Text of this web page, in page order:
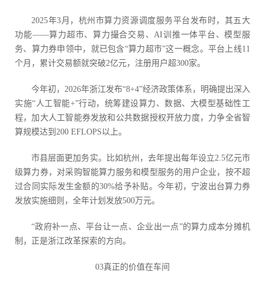
2025年3月，杭州市算力资源调度服务平台发布时，其五大
功能——算力超市、算力撮合交易、AI训推一体平台、模型服
务、算力券申领中，就已包含“算力超市”这一概念。平台上线11
个月，累计交易额就突破2亿元，注册用户超300家。
今年初，2026年浙江发布“8+4”经济政策体系，明确提出深入
实施“人工智能+”行动，统筹建设算力、数据、大模型基础性工
程，加大人工智能券发放和公共数据授权开放力度，力争全省智
算规模达到200 EFLOPS以上。
市县层面更加务实。比如杭州，去年提出每年设立2.5亿元市
级算力券，对采购智能算力服务和模型服务的用户企业，按不超
过合同实际发生金额的30%给予补贴。今年初，宁波出台算力券
发放实施细则，全年计划发放500万元。
“政府补一点、平台让一点、企业出一点”的算力成本分摊机
制，正是浙江改革探索的方向。
03真正的价值在车间